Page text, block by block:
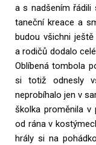
a s nadšením řádili
taneční kreace a
budou všichni
a rodičů dodalo
Oblíbená tombola
si totiž odnesly
neprobíhalo jen v
školka proměnila v
od rána v
hrály si na